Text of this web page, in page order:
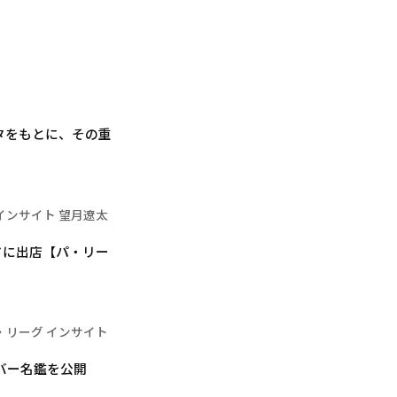
もとに、その重
ンサイト 望月遼太
出店【パ・リー
リーグ インサイト
ー名鑑を公開